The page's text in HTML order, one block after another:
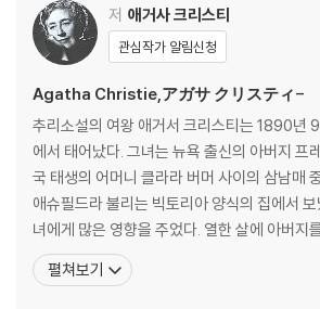
저 애거사 크리스티
관심작가 알림신청
Agatha Christie,アガサ クリスティ-
추리소설의 여왕 애거서 크리스티는 1890년
에서 태어났다. 그녀는 뉴욕 출신의 아버지 프
국 태생의 어머니 클라라 버머 사이의 삼남매
애슈필드라 불리는 빅토리아 양식의 집에서
녀에게 많은 영향을 주었다. 열한 살에 아버지
에 파리로 건너가 성악과 피아노를 공부했다.
돌아와 2년 뒤 크리스티 대령과 결혼, 남편이
펼쳐보기